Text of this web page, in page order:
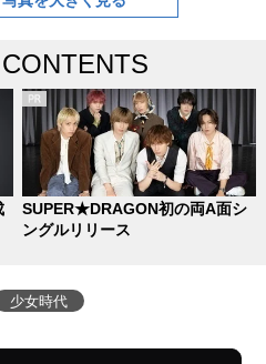
SUPER★DRAGON初の両A面シ
ングルリリース
少女時代